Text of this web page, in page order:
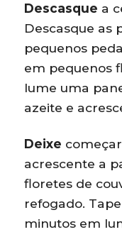
Descasque a
Descasque as
pequenos
em pequenos
lume uma
azeite e
Deixe
acrescente a
floretes de
refogado.
minutos em